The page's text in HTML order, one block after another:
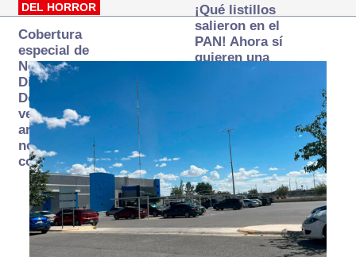
DEL HORROR
Cobertura
especial de
Norte
Digital:
Donde la
verdad
arde… pero
no se
consume
¡Qué listillos
salieron en el
PAN! Ahora sí
quieren una